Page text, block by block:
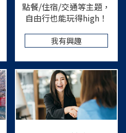
點餐/住宿/交通等主題，
自由行也能玩得high！
我有興趣